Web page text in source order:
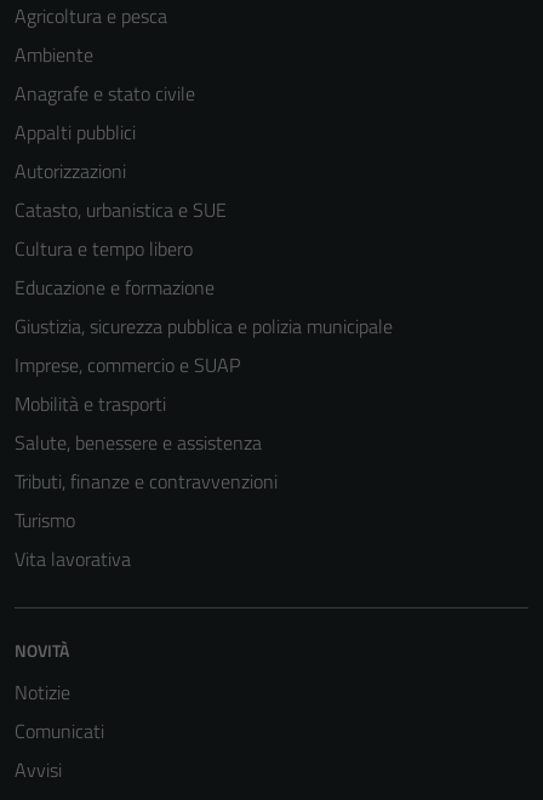
Agricoltura e pesca
Ambiente
Anagrafe e stato civile
Appalti pubblici
Autorizzazioni
Catasto, urbanistica e SUE
Cultura e tempo libero
Educazione e formazione
Giustizia, sicurezza pubblica e polizia municipale
Imprese, commercio e SUAP
Mobilità e trasporti
Salute, benessere e assistenza
Tributi, finanze e contravvenzioni
Turismo
Vita lavorativa
NOVITÀ
Notizie
Comunicati
Avvisi